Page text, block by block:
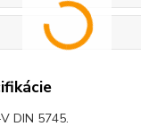
DIN 5745.